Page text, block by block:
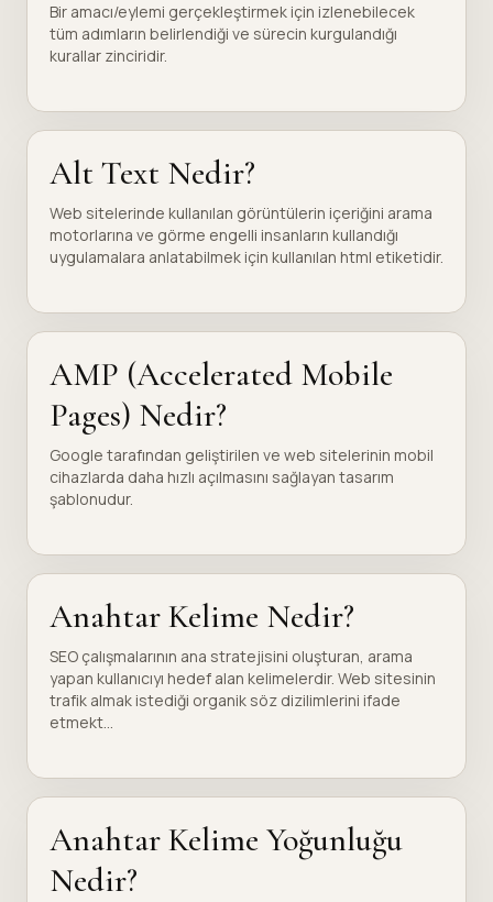
Bir amacı/eylemi gerçekleştirmek için izlenebilecek
tüm adımların belirlendiği ve sürecin kurgulandığı
kurallar zinciridir.
Alt Text Nedir?
Web sitelerinde kullanılan görüntülerin içeriğini arama
motorlarına ve görme engelli insanların kullandığı
uygulamalara anlatabilmek için kullanılan html etiketidir.
AMP (Accelerated Mobile
Pages) Nedir?
Google tarafından geliştirilen ve web sitelerinin mobil
cihazlarda daha hızlı açılmasını sağlayan tasarım
şablonudur.
Anahtar Kelime Nedir?
SEO çalışmalarının ana stratejisini oluşturan, arama
yapan kullanıcıyı hedef alan kelimelerdir. Web sitesinin
trafik almak istediği organik söz dizilimlerini ifade
etmekt...
Anahtar Kelime Yoğunluğu
Nedir?